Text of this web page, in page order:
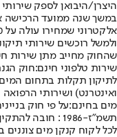
היצרן/היבואן לספק
במשך שנה ממועד הרכישה
ולמשל רוכשים שירותי
שהחוק מחייב מתן שירות
שירות טלפוני חינם:חוק
לתיקון תקלות בתחום
ואינטרנט) ושירותי
מים בחינם:על פי חוק
תשמ"ז-1986 :
לכל לקוח קנקן מים צוננים